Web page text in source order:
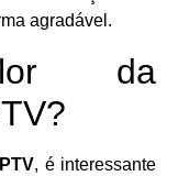
agradável.
da
, é interessante